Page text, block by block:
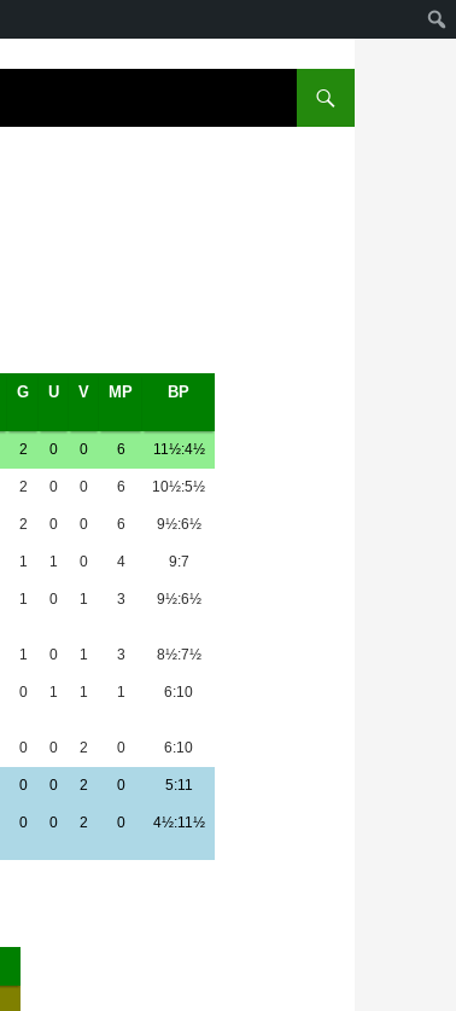
G U V MP BP
2 0 0 6 11½:4½
2 0 0 6 10½:5½
2 0 0 6 9½:6½
1 1 0 4 9:7
1 0 1 3 9½:6½
1 0 1 3 8½:7½
0 1 1 1 6:10
0 0 2 0 6:10
0 0 2 0 5:11
0 0 2 0 4½:11½